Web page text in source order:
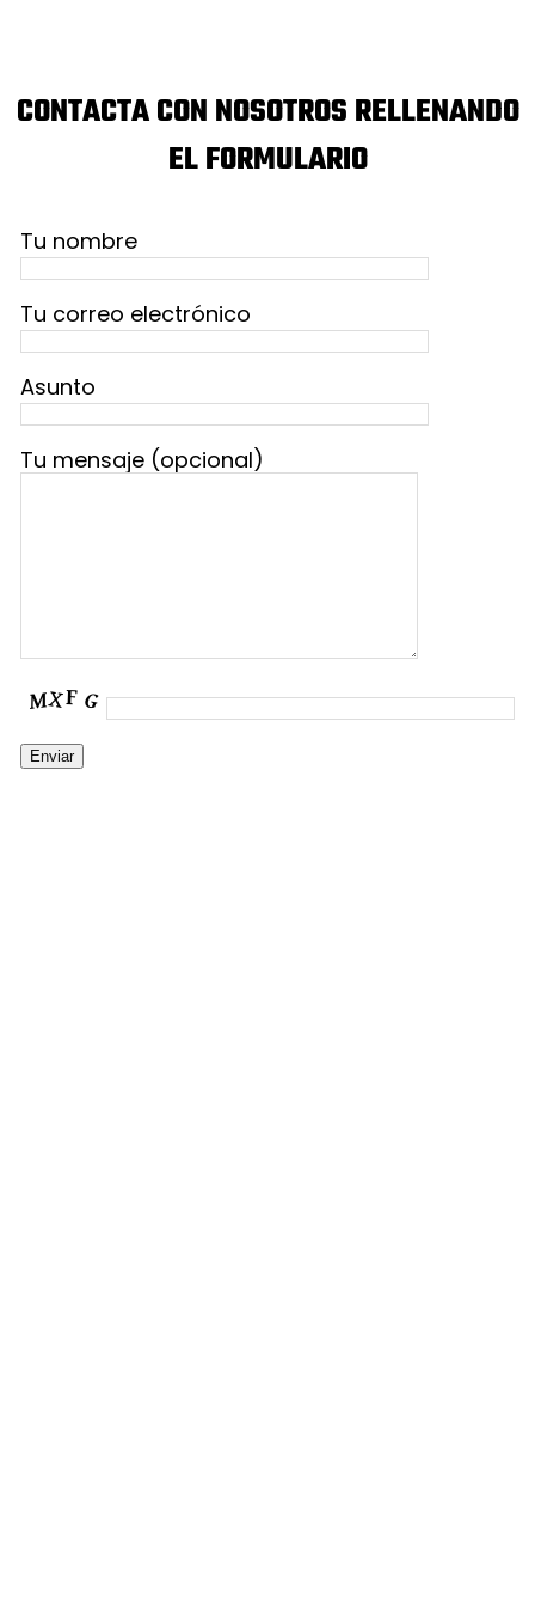
CONTACTA CON NOSOTROS RELLENANDO
EL FORMULARIO
Tu nombre
Tu correo electrónico
Asunto
Tu mensaje (opcional)